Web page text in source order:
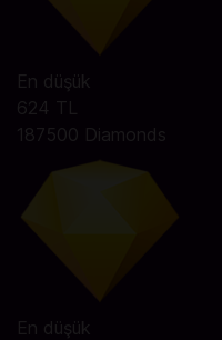
En düşük
624 TL
187500 Diamonds
En düşük